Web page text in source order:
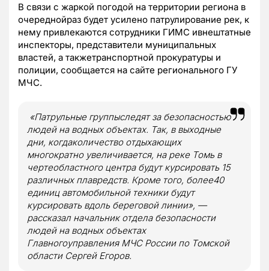
В связи с жаркой погодой на территории региона в
очереднойраз будет усилено патрулирование рек, к
нему привлекаются сотрудники ГИМС ивнештатные
инспекторы, представители муниципальных
властей, а такжетранспортной прокуратуры и
полиции, сообщается на сайте регионального ГУ
МЧС.
«Патрульные группыследят за безопасностью
людей на водных объектах. Так, в выходные
дни, когдаколичество отдыхающих
многократно увеличивается, на реке Томь в
чертеобластного центра будут курсировать 15
различных плавредств. Кроме того, более40
единиц автомобильной техники будут
курсировать вдоль береговой линии», —
рассказал начальник отдела безопасности
людей на водных объектах
Главногоуправления МЧС России по Томской
области Сергей Егоров.